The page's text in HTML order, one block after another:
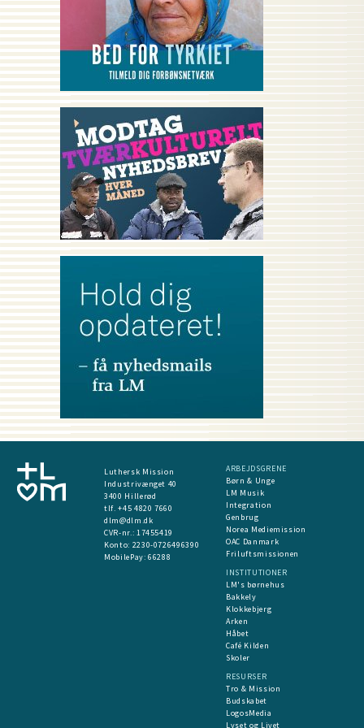
Luthersk Mission
Industrivænget 40
3400 Hillerød
tlf. +45 4820 7660
dlm@dlm.dk
CVR-nr.: 17455419
​Konto: 2230-0726496390
MobilePay:66288
ARBEJDSGRENE
Børn & Unge
LM Musik
Integration
Genbrug
Norea Mediemission
OAC Danmark
Friluftsmissionen
INSTITUTIONER
LM's børnehus
Bakkely
Klokkebjerg
Arken
Håbet
Café Kilden
Skoler
RESURSER
Tro & Mission
Budskabet
LogosMedia
Lyset og Livet